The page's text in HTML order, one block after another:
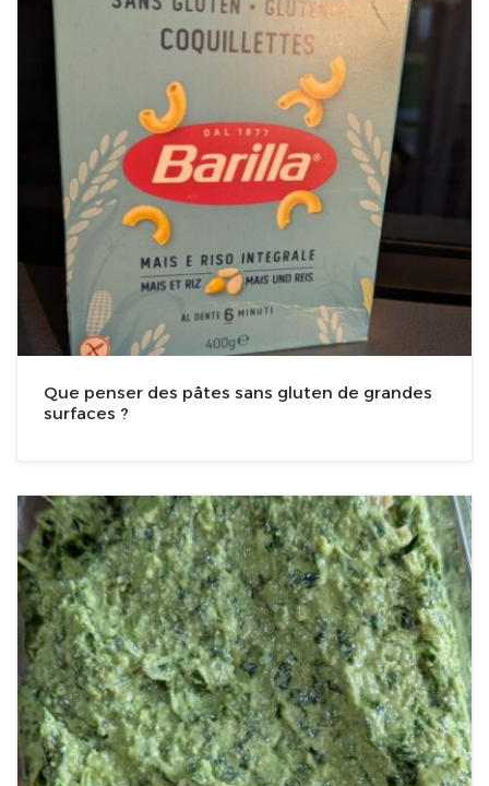
Que penser des pâtes sans gluten de grandes
surfaces ?